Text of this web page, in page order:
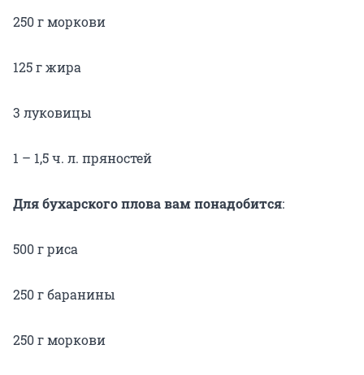
250 г моркови
125 г жира
3 луковицы
1 – 1,5 ч. л. пряностей
Для бухарского плова вам понадобится:
500 г риса
250 г баранины
250 г моркови